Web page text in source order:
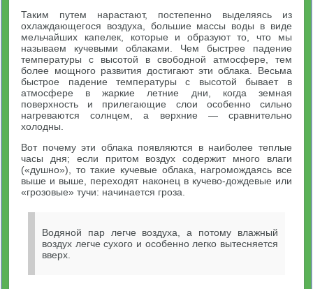
Таким путем нарастают, постепенно выделяясь из
охлаждающегося воздуха, большие массы воды в виде
мельчайших капелек, которые и образуют то, что мы
называем кучевыми облаками. Чем быстрее падение
температуры с высотой в свободной атмосфере, тем
более мощного развития достигают эти облака. Весьма
быстрое падение температуры с высотой бывает в
атмосфере в жаркие летние дни, когда земная
поверхность и прилегающие слои особенно сильно
нагреваются солнцем, а верхние — сравнительно
холодны.
Вот почему эти облака появляются в наиболее теплые
часы дня; если притом воздух содержит много влаги
(«душно»), то такие кучевые облака, нагромождаясь все
выше и выше, переходят наконец в кучево-дождевые или
«грозовые» тучи: начинается гроза.
Водяной пар легче воздуха, а потому влажный
воздух легче сухого и особенно легко вытесняется
вверх.